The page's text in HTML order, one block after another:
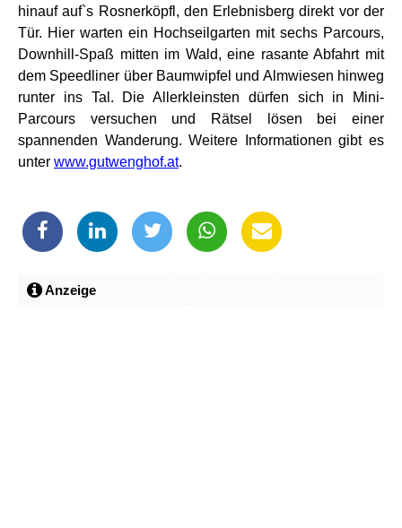
hinauf auf`s Rosnerköpfl, den Erlebnisberg direkt vor der
Tür. Hier warten ein Hochseilgarten mit sechs Parcours,
Downhill-Spaß mitten im Wald, eine rasante Abfahrt mit
dem Speedliner über Baumwipfel und Almwiesen hinweg
runter ins Tal. Die Allerkleinsten dürfen sich in Mini-
Parcours versuchen und Rätsel lösen bei einer
spannenden Wanderung. Weitere Informationen gibt es
unter www.gutwenghof.at.
Anzeige